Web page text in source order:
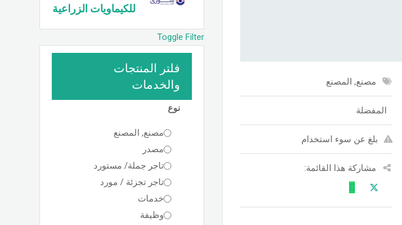
مصنع, المصنع
المفضلة
بلغ عن سوء استخدام
مشاركة هذا القائمة:
للكيماويات الزراعية
Toggle Filter
فلتر المنتجات
والخدمات
نوع
مصنع, المصنع
مصدر
تاجر جملة/ مستورد
تاجر تجزئة / مورد
خدمات
وظيفة